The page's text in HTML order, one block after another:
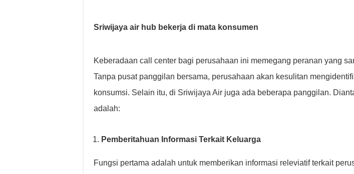
Sriwijaya air hub bekerja di mata konsumen
Keberadaan call center bagi perusahaan ini memegang peranan yang
Tanpa pusat panggilan bersama, perusahaan akan kesulitan
konsumsi. Selain itu, di Sriwijaya Air juga ada beberapa panggilan.
adalah:
Pemberitahuan Informasi Terkait Keluarga
Fungsi pertama adalah untuk memberikan informasi releviatif terkait